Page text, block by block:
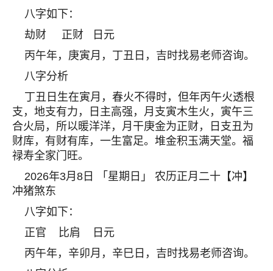
八字如下：
劫财 正财 日元
丙午年，庚寅月，丁丑日，吉时找易老师咨询。
八字分析
丁丑日生在寅月，春火不得时，但年丙午火透根
支，地支有力，日主高强，月支寅木生火，寅午三
合火局，所以暖洋洋，月干庚金为正财，日支丑为
财库，有财有库，一生富足。堆金积玉满天堂。福
禄寿全家门旺。
2026年3月8日 「星期日」 农历正月二十【冲】
冲猪煞东
八字如下：
正官 比肩 日元
丙午年，辛卯月，辛巳日，吉时找易老师咨询。